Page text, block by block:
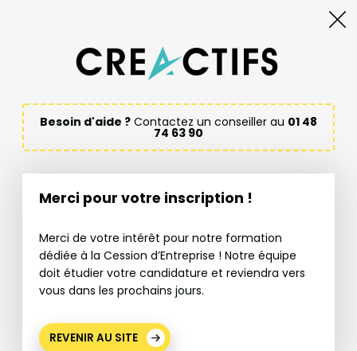
Besoin d'aide ? Contactez un conseiller au 01 48
74 63 90
Merci pour votre inscription !
Merci de votre intérêt pour notre formation
dédiée à la Cession d’Entreprise ! Notre équipe
doit étudier votre candidature et reviendra vers
vous dans les prochains jours.
REVENIR AU SITE